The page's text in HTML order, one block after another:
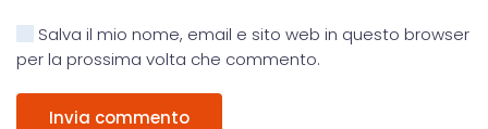
Salva il mio nome, email e sito web in questo browser
per la prossima volta che commento.
Invia commento